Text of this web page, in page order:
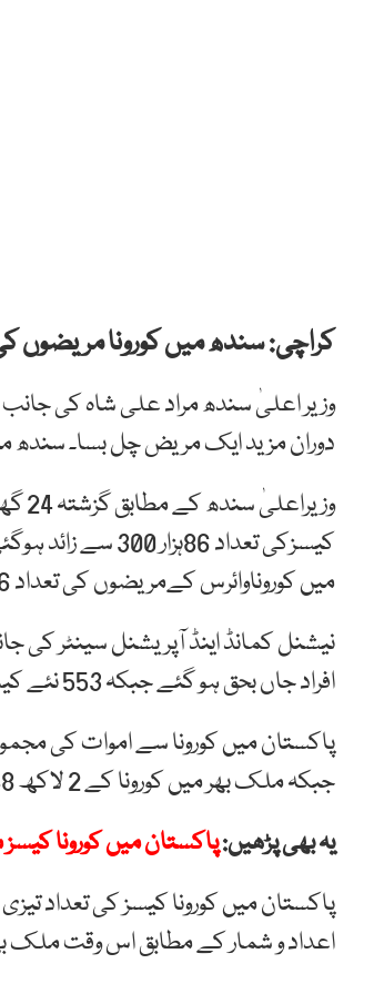
کراچی: سندھ میں کورونا مریضوں کی تعداد ایک
دوران مزید ایک مریض چل بسا۔ سندھ میں
میں کوروناوائرس کےمریضوں کی تعداد 86ہزار 305ہوگئی۔
افراد جاں بحق ہو گئے جبکہ 553 نئے کیسز رپورٹ ہوئے۔
جبکہ ملک بھر میں کورونا کے 2 لاکھ 48 ہزار 577 مریض صحت یاب ہوچکے ہیں۔
یہ بھی پڑھیں:پاکستان میں کورونا کیسز
پاکستان میں کورونا کیسز کی تعداد
اعداد و شمار کے مطابق اس وقت ملک بھر میں